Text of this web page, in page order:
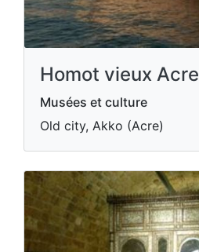
Homot vieux Acre
Musées et culture
Old city, Akko (Acre)